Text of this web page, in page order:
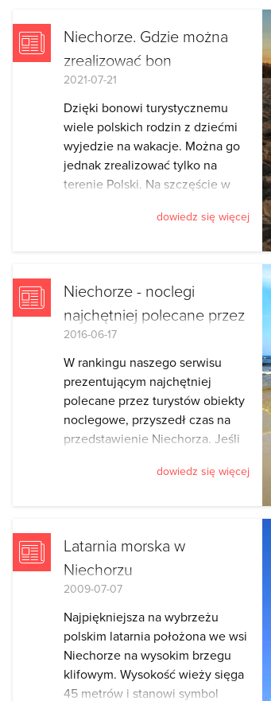
Niechorze. Gdzie można
zrealizować bon
turystyczny?
2021-07-21
Dzięki bonowi turystycznemu
wiele polskich rodzin z dziećmi
wyjedzie na wakacje. Można go
jednak zrealizować tylko na
terenie Polski. Na szczęście w
fantastycznych miejsc, w których
dowiedz się więcej
Niechorze - noclegi
najchętniej polecane przez
turystów
2016-06-17
W rankingu naszego serwisu
prezentującym najchętniej
polecane przez turystów obiekty
noclegowe, przyszedł czas na
przedstawienie Niechorza. Jeśli
oceniających wypoczywa się
dowiedz się więcej
Latarnia morska w
Niechorzu
2009-07-07
Najpiękniejsza na wybrzeżu
polskim latarnia położona we wsi
Niechorze na wysokim brzegu
klifowym. Wysokość wieży sięga
45 metrów i stanowi symbol